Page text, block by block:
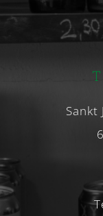
Sankt